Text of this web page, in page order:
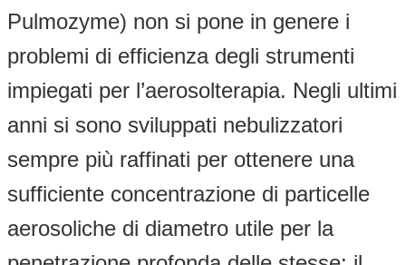
Pulmozyme) non si pone in genere i
problemi di efficienza degli strumenti
impiegati per l’aerosolterapia. Negli ultimi
anni si sono sviluppati nebulizzatori
sempre più raffinati per ottenere una
sufficiente concentrazione di particelle
aerosoliche di diametro utile per la